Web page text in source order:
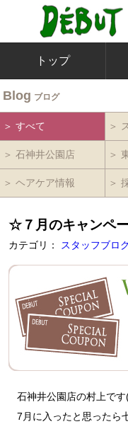
トップ
Blog ブログ
＞ すべて ＞
＞ 石神井公園店 ＞
＞ ヘアケア情報 ＞
☆７月のキャンペ
カテゴリ： スタッフブロ
石神井公園店の村上で
7月に入ったと思ったら